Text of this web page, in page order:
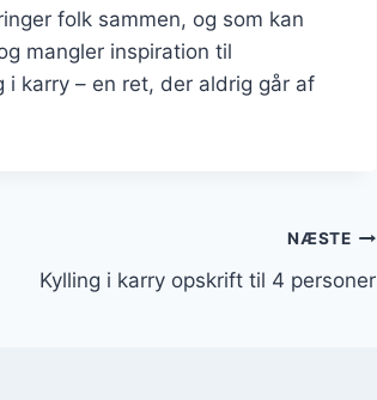
folk sammen, og som kan
mangler inspiration til
karry – en ret, der aldrig går af
NÆSTE
Kylling i karry opskrift til 4 personer